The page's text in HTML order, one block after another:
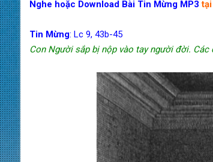
Nghe hoặc Download Bài Tin Mừng MP3 tại
Tin Mừng: Lc 9, 43b-45
Con Người sắp bị nộp vào tay người đời.